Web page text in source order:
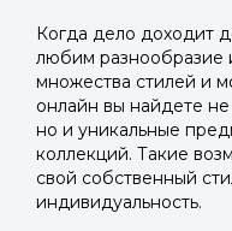
Когда дело доходит
любим разнообразие
множества стилей и
онлайн вы найдете
но и уникальные
коллекций. Такие
свой собственный
индивидуальность.